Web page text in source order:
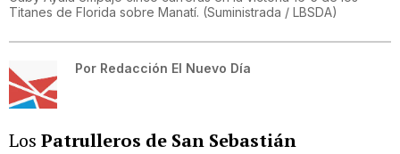
Titanes de Florida sobre Manatí. (Suministrada / LBSDA)
Por Redacción El Nuevo Día
Los Patrulleros de San Sebastián